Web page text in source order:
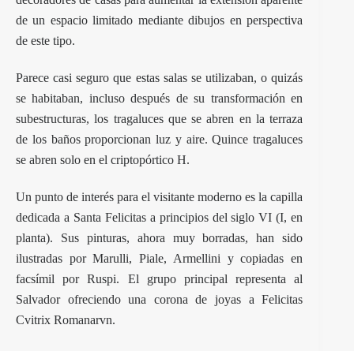
de un espacio limitado mediante dibujos en perspectiva
de este tipo.
Parece casi seguro que estas salas se utilizaban, o quizás
se habitaban, incluso después de su transformación en
subestructuras, los tragaluces que se abren en la terraza
de los baños proporcionan luz y aire. Quince tragaluces
se abren solo en el criptopórtico H.
Un punto de interés para el visitante moderno es la capilla
dedicada a Santa Felicitas a principios del siglo VI (I, en
planta). Sus pinturas, ahora muy borradas, han sido
ilustradas por Marulli, Piale, Armellini y copiadas en
facsímil por Ruspi. El grupo principal representa al
Salvador ofreciendo una corona de joyas a Felicitas
Cvitrix Romanarvn.